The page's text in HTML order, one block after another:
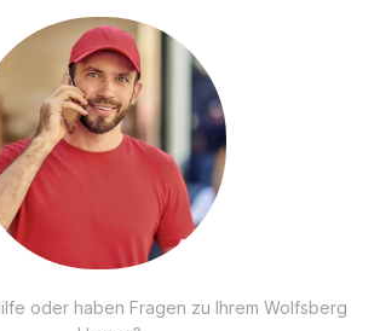
oder haben Fragen zu Ihrem Wolfsberg